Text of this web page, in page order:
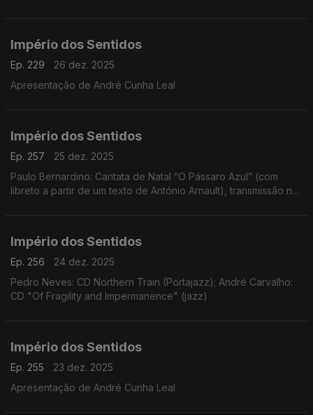
Império dos Sentidos
Ep. 229
26 dez. 2025
Apresentação de André Cunha Leal
Império dos Sentidos
Ep. 257
25 dez. 2025
Paulo Bernardino: Cantata de Natal “O Pássaro Azul” (com
libreto a partir de um texto de António Arnault), transmissão na
Império dos Sentidos
Ep. 256
24 dez. 2025
Pedro Neves: CD Northern Train (Portajazz); André Carvalho:
CD "Of Fragility and Impermanence" (jazz)
Império dos Sentidos
Ep. 255
23 dez. 2025
Apresentação de André Cunha Leal